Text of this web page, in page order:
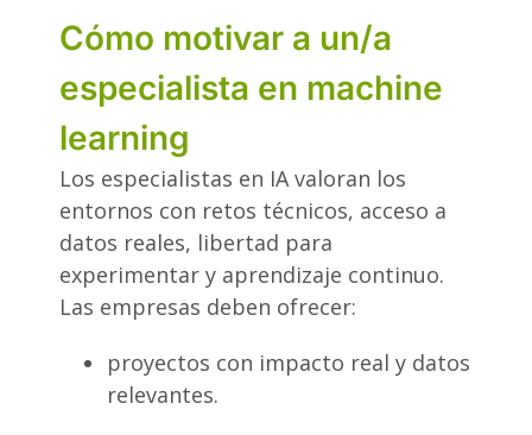
Cómo motivar a un/a
especialista en machine
learning
Los especialistas en IA valoran los
entornos con retos técnicos, acceso a
datos reales, libertad para
experimentar y aprendizaje continuo.
Las empresas deben ofrecer:
proyectos con impacto real y datos
relevantes.